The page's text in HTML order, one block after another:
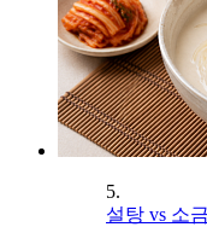
5.
설탕 vs 소